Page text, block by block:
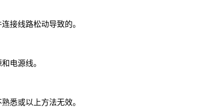
接线路松动导致的。
电源线。
悉或以上方法无效。